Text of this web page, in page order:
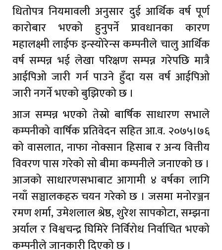
धितोपत्र नियमावली अनुसार दुई आर्थिक वर्ष पूर्ण
कारोबार भएको हुनुपर्ने प्रावधानका कारण
महालक्ष्मी लाईफ इन्स्योरेन्स कम्पनीले चालु आर्थिक
वर्ष सम्पन्न भई लेखा परिक्षण सम्पन्न गरेपछि मात्रै
आईपिओ जारी गर्न पाउने हुँदा यस वर्ष आईपिओ
जारी नगर्ने भएको बुझिएको छ ।
आज सम्पन्न भएको तेस्रो बार्षिक साधारण सभाले
कम्पनीको वार्षिक प्रतिवेदन सहित आ.व. २०७५।७६
को वासलात, नाफा नोक्सान हिसाब र अन्य वित्तीय
विवरण पास गरेको सो बीमा कम्पनीले जनाएको छ ।
आजको साधारणसभाबाट आगामी ४ वर्षका लागि
नयाँ सञ्चालकहरु चयन गरेको छ । जसमा मनोरञ्जन
रमण शर्मा, उमेशलाल श्रेष्ठ, शुरेश सापकोटा, सम्झना
अर्याल र विश्वचन्द्र घिमिरे निर्विरोध निर्वाचित भएको
कम्पनीले जानकारी दिएको छ ।